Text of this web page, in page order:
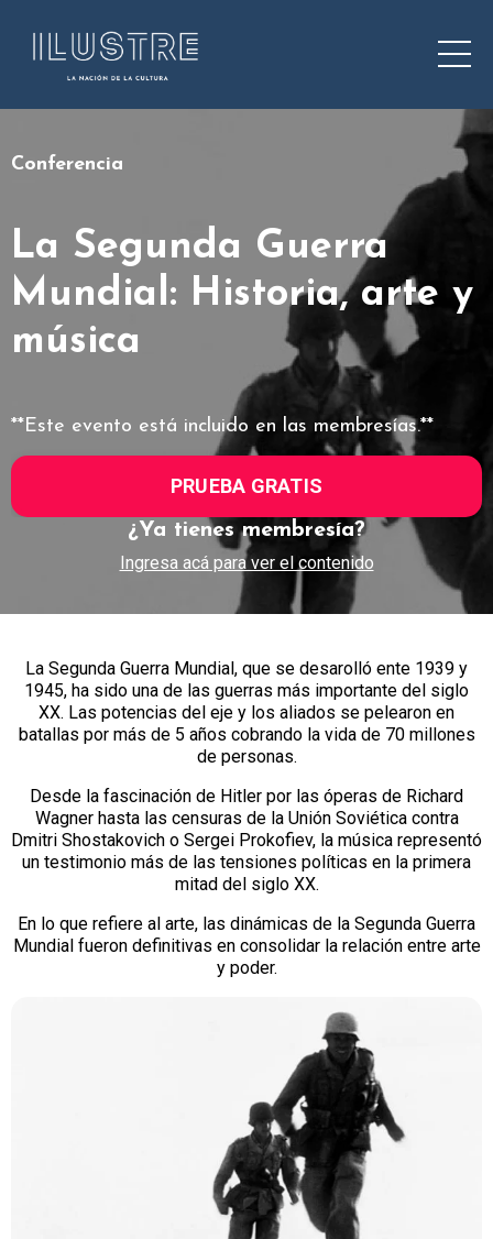
Conferencia
La Segunda Guerra
Mundial: Historia, arte y
música
**Este evento está incluido en las membresías.**
PRUEBA GRATIS
¿Ya tienes membresía?
Ingresa acá para ver el contenido
La Segunda Guerra Mundial, que se desarolló ente 1939 y
1945, ha sido una de las guerras más importante del siglo
XX. Las potencias del eje y los aliados se pelearon en
batallas por más de 5 años cobrando la vida de 70 millones
de personas.
Desde la fascinación de Hitler por las óperas de Richard
Wagner hasta las censuras de la Unión Soviética contra
Dmitri Shostakovich o Sergei Prokofiev, la música representó
un testimonio más de las tensiones políticas en la primera
mitad del siglo XX.
En lo que refiere al arte, las dinámicas de la Segunda Guerra
Mundial fueron definitivas en consolidar la relación entre arte
y poder.